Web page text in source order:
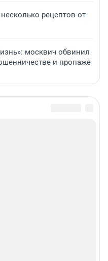
рецептов от
москвич обвинил
и пропаже